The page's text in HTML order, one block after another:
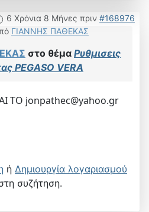
6 Χρόνια 8 Μήνες πριν #168976
ΓΙΑΝΝΗΣ ΠΑΘΕΚΑΣ
στο θέμα Ρυθμισεις
PEGASO VERA
TO jonpathec@yahoo.gr
ή Δημιουργία λογαριασμού
συζήτηση.